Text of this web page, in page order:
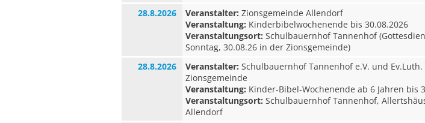
28.8.2026
Veranstalter: Zionsgemeinde Allendorf
Veranstaltung: Kinderbibelwochenende bis 30.08.2026
Veranstaltungsort: Schulbauernhof Tannenhof
Sonntag, 30.08.26 in der Zionsgemeinde)
28.8.2026
Veranstalter: Schulbauernhof Tannenhof e.V. und Ev.Luth.
Zionsgemeinde
Veranstaltung: Kinder-Bibel-Wochenende ab 6 Jahren bis
Veranstaltungsort: Schulbauernhof Tannenhof,
Allendorf